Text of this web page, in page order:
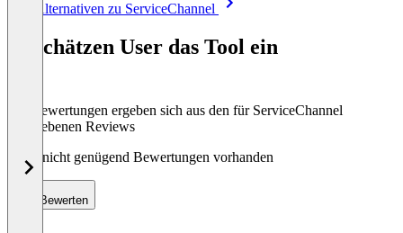
Alle Alternativen zu ServiceChannel
So schätzen User das Tool ein
Die Bewertungen ergeben sich aus den für ServiceChannel
abgegebenen Reviews
Noch nicht genügend Bewertungen vorhanden
Bewerten